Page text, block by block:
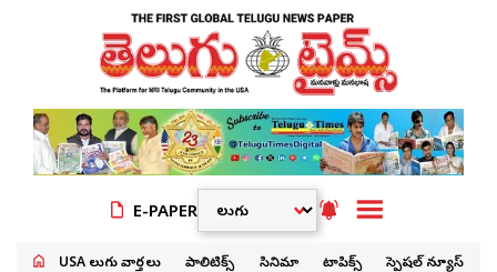
E-PAPER
USA తెలుగు వార్తలు పాలిటిక్స్ సినిమా టాపిక్స్ స్పెషల్ న్యూస్